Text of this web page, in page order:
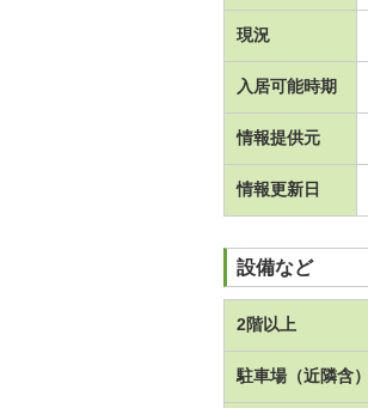
現況
入居可能時期
情報提供元
情報更新日
設備など
2階以上
駐車場（近隣含）